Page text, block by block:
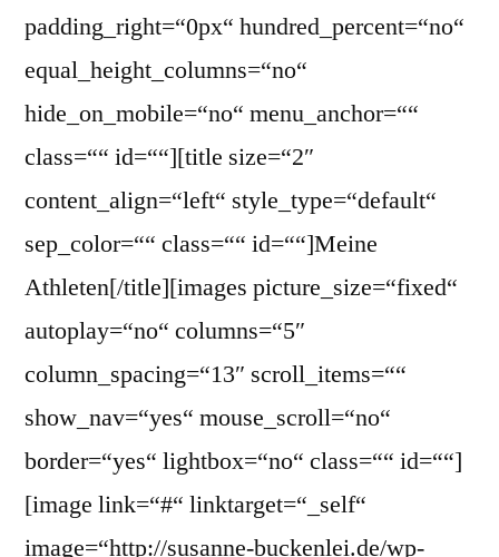
padding_right=“0px“ hundred_percent=“no“
equal_height_columns=“no“
hide_on_mobile=“no“ menu_anchor=““
class=““ id=““][title size=“2″
content_align=“left“ style_type=“default“
sep_color=““ class=““ id=““]Meine
Athleten[/title][images picture_size=“fixed“
autoplay=“no“ columns=“5″
column_spacing=“13″ scroll_items=““
show_nav=“yes“ mouse_scroll=“no“
border=“yes“ lightbox=“no“ class=““ id=““]
[image link=“#“ linktarget=“_self“
image=“http://susanne-buckenlei.de/wp-